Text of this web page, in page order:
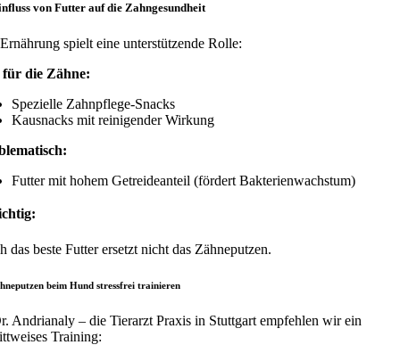
von Futter auf die Zahngesundheit
spielt eine unterstützende Rolle:
die Zähne:
Spezielle Zahnpflege-Snacks
Kausnacks mit reinigender Wirkung
Futter mit hohem Getreideanteil (fördert Bakterienwachstum)
das beste Futter ersetzt nicht das Zähneputzen.
beim Hund stressfrei trainieren
Andrianaly – die Tierarzt Praxis in Stuttgart empfehlen wir ein
Training: